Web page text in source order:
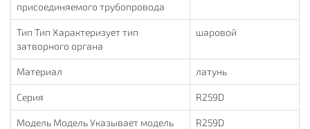
присоединяемого трубопровода
Тип Тип Характеризует тип
затворного органа
шаровой
Материал латунь
Серия R259D
Модель Модель Указывает модель
R259D